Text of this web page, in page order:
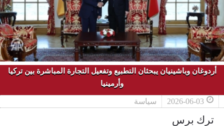
أردوغان وباشينيان يبحثان التطبيع وتفعيل التجارة المباشرة بين تركيا
وأرمينيا
2026-06-03 سياسة
ترك برس